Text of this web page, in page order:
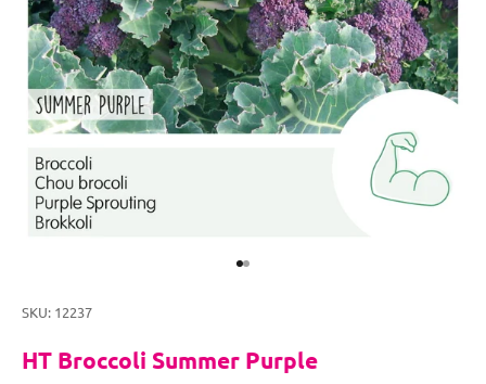
Naar artikel 1
Naar artikel 2
SKU: 12237
HT Broccoli Summer Purple